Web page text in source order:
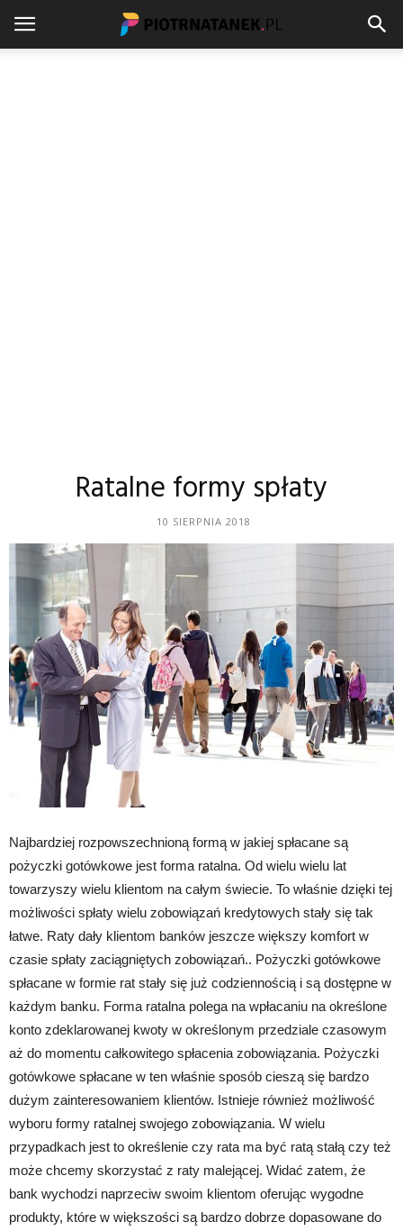
Ratalne formy spłaty
10 SIERPNIA 2018
Najbardziej rozpowszechnioną formą w jakiej spłacane są
pożyczki gotówkowe jest forma ratalna. Od wielu wielu lat
towarzyszy wielu klientom na całym świecie. To właśnie dzięki tej
możliwości spłaty wielu zobowiązań kredytowych stały się tak
łatwe. Raty dały klientom banków jeszcze większy komfort w
czasie spłaty zaciągniętych zobowiązań.. Pożyczki gotówkowe
spłacane w formie rat stały się już codziennością i są dostępne w
każdym banku. Forma ratalna polega na wpłacaniu na określone
konto zdeklarowanej kwoty w określonym przedziale czasowym
aż do momentu całkowitego spłacenia zobowiązania. Pożyczki
gotówkowe spłacane w ten właśnie sposób cieszą się bardzo
dużym zainteresowaniem klientów. Istnieje również możliwość
wyboru formy ratalnej swojego zobowiązania. W wielu
przypadkach jest to określenie czy rata ma być ratą stałą czy też
może chcemy skorzystać z raty malejącej. Widać zatem, że
bank wychodzi naprzeciw swoim klientom oferując wygodne
produkty, które w większości są bardzo dobrze dopasowane do